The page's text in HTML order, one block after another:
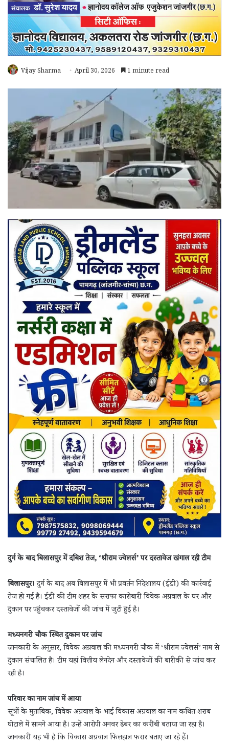
Vijay Sharma April 30, 2026 1 minute read
दुर्ग के बाद बिलासपुर में दबिश तेज, ‘श्रीराम ज्वेलर्स’ पर दस्तावेज खंगाल रही टीम
बिलासपुर।दुर्ग के बाद अब बिलासपुर में भी प्रवर्तन निदेशालय (ईडी) की कार्रवाई
तेज हो गई है। ईडी की टीम शहर के सराफा कारोबारी विवेक अग्रवाल के घर और
दुकान पर पहुंचकर दस्तावेजों की जांच में जुटी हुई है।
मध्यनगरी चौक स्थित दुकान पर जांच
जानकारी के अनुसार, विवेक अग्रवाल की मध्यनगरी चौक में ‘श्रीराम ज्वेलर्स’ नाम से
दुकान संचालित है। टीम यहां वित्तीय लेनदेन और दस्तावेजों की बारीकी से जांच कर
रही है।
परिवार का नाम जांच में आया
सूत्रों के मुताबिक, विवेक अग्रवाल के भाई विकास अग्रवाल का नाम कथित शराब
घोटाले में सामने आया है। उन्हें आरोपी अनवर ढेबर का करीबी बताया जा रहा है।
जानकारी यह भी है कि विकास अग्रवाल फिलहाल फरार बताए जा रहे हैं।